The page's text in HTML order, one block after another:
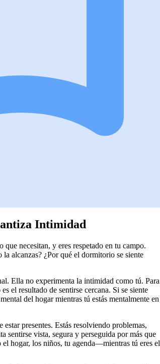
Intimidad
necesitan, y eres respetado en tu campo.
alcanzas? ¿Por qué el dormitorio se siente
Ella no experimenta la intimidad como tú. Para
el resultado de sentirse cercana. Si se siente
del hogar mientras tú estás mentalmente en
presentes. Estás resolviendo problemas,
sentirse vista, segura y perseguida por más que
hogar, los niños, tu agenda—mientras tú eres el